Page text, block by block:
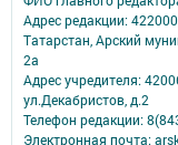
Адрес редакции:
Татарстан, Арский
2а
Адрес учредителя:
ул.Декабристов, д.2
Телефон редакции:
Электронная почта: